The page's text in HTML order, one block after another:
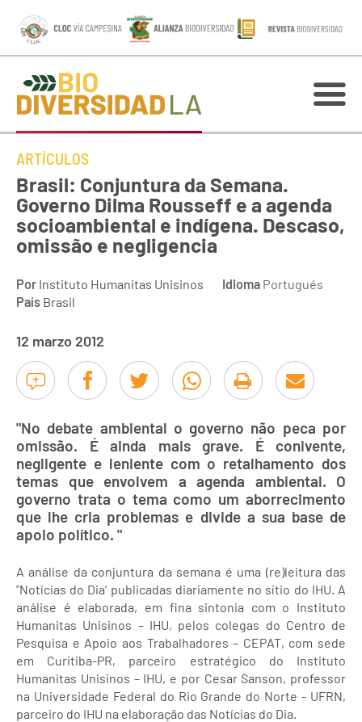
ARTÍCULOS
Brasil: Conjuntura da Semana.
Governo Dilma Rousseff e a agenda
socioambiental e indígena. Descaso,
omissão e negligencia
Por Instituto Humanitas Unisinos Idioma Portugués
País Brasil
12 marzo 2012
"No debate ambiental o governo não peca por
omissão. É ainda mais grave. É conivente,
negligente e leniente com o retalhamento dos
temas que envolvem a agenda ambiental. O
governo trata o tema como um aborrecimento
que lhe cria problemas e divide a sua base de
apoio político. "
A análise da conjuntura da semana é uma (re)leitura das
"Notícias do Dia’ publicadas diariamente no sítio do IHU. A
análise é elaborada, em fina sintonia com o Instituto
Humanitas Unisinos – IHU, pelos colegas do Centro de
Pesquisa e Apoio aos Trabalhadores – CEPAT, com sede
em Curitiba-PR, parceiro estratégico do Instituto
Humanitas Unisinos – IHU, e por Cesar Sanson, professor
na Universidade Federal do Rio Grande do Norte - UFRN,
parceiro do IHU na elaboração das Notícias do Dia.